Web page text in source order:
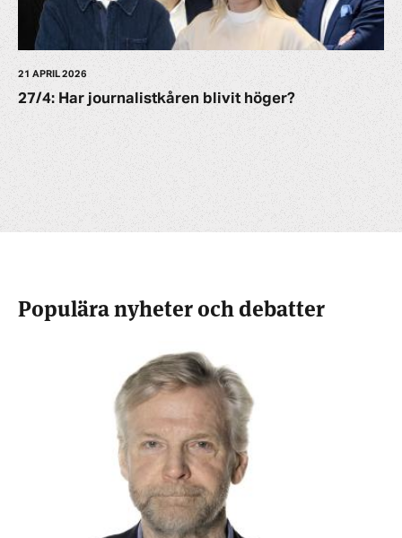
21 APRIL 2026
27/4: Har journalistkåren blivit höger?
Populära nyheter och debatter